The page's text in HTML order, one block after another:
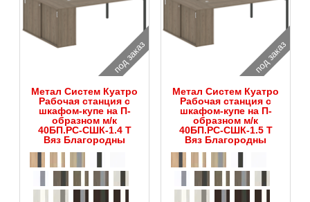
под заказ
Метал Систем Куатро
Рабочая станция с
шкафом-купе на П-
образном м/к
40БП.РС-СШК-1.4 Т
Вяз Благородны
под заказ
Метал Систем Куатро
Рабочая станция с
шкафом-купе на П-
образном м/к
40БП.РС-СШК-1.5 Т
Вяз Благородны